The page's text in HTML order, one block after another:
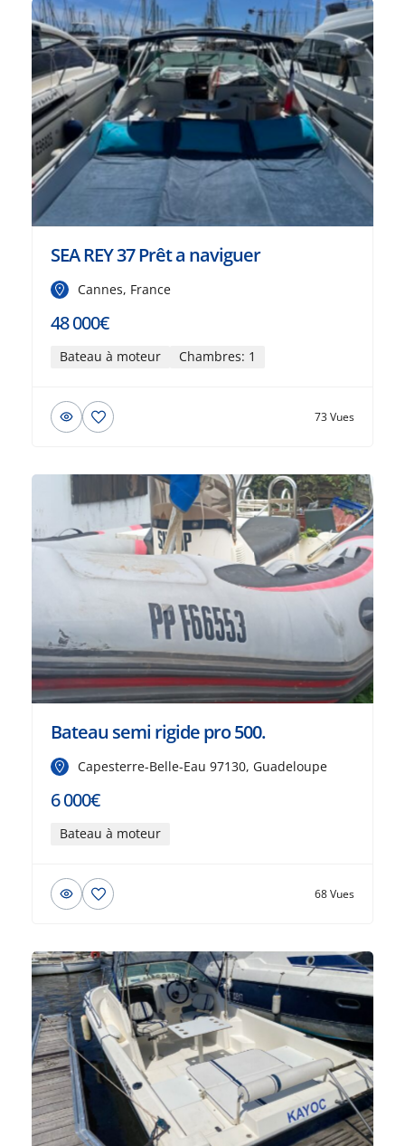
SEA REY 37 Prêt a naviguer
Cannes, France
48 000€
Bateau à moteur Chambres: 1
73 Vues
Bateau semi rigide pro 500.
Capesterre-Belle-Eau 97130, Guadeloupe
6 000€
Bateau à moteur
68 Vues